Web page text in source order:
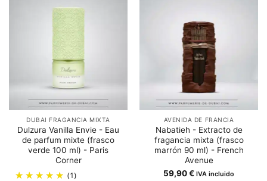
DUBAI FRAGANCIA MIXTA
Dulzura Vanilla Envie - Eau
de parfum mixte (frasco
verde 100 ml) - Paris
Corner
(1)
AVENIDA DE FRANCIA
Nabatieh - Extracto de
fragancia mixta (frasco
marrón 90 ml) - French
Avenue
59,90€ IVA incluido